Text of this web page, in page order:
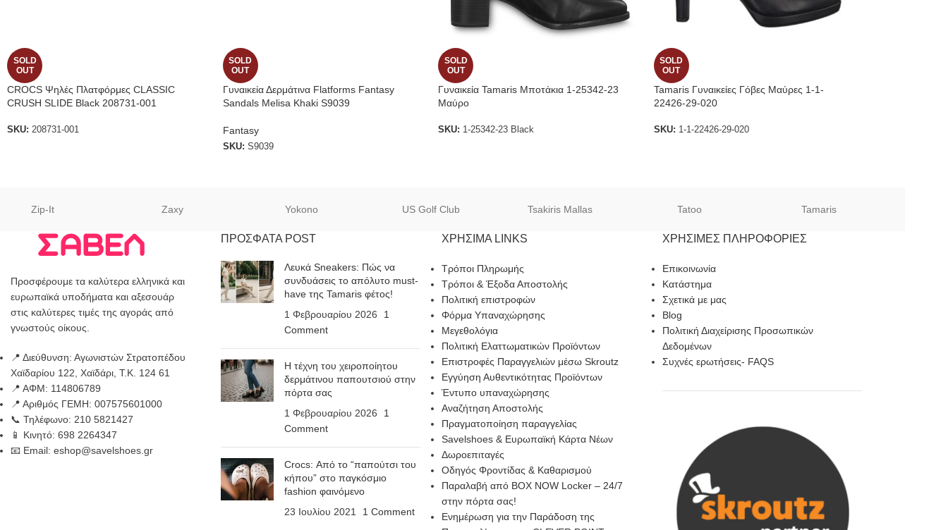
SOLD
OUT
CROCS Ψηλές Πλατφόρμες CLASSIC
CRUSH SLIDE Black 208731-001
SKU: 208731-001
SOLD
OUT
Γυναικεία Δερμάτινα Flatforms Fantasy
Sandals Melisa Khaki S9039
Fantasy
SKU: S9039
SOLD
OUT
Γυναικεία Tamaris Μποτάκια 1-25342-23
Μαύρο
SKU: 1-25342-23 Black
SOLD
OUT
Tamaris Γυναικείες Γόβες Μαύρες 1-1-
22426-29-020
SKU: 1-1-22426-29-020
Zip-It Zaxy Yokono US Golf Club Tsakiris Mallas Tatoo Tamaris
Προσφέρουμε τα καλύτερα ελληνικά και
ευρωπαϊκά υποδήματα και αξεσουάρ
στις καλύτερες τιμές της αγοράς από
γνωστούς οίκους.
📍 Διεύθυνση: Αγωνιστών Στρατοπέδου
Χαϊδαρίου 122, Χαϊδάρι, Τ.Κ. 124 61
📍 ΑΦΜ: 114806789
📍 Αριθμός ΓΕΜΗ: 007575601000
📞 Τηλέφωνο: 210 5821427
📱 Κινητό: 698 2264347
📧 Email: eshop@savelshoes.gr
ΠΡΟΣΦΑΤΑ POST
Λευκά Sneakers: Πώς να
συνδυάσεις το απόλυτο must-
have της Tamaris φέτος!
1 Φεβρουαρίου 2026
1
Comment
Η τέχνη του χειροποίητου
δερμάτινου παπουτσιού στην
πόρτα σας
1 Φεβρουαρίου 2026
1
Comment
Crocs: Από το “παπούτσι του
κήπου” στο παγκόσμιο
fashion φαινόμενο
23 Ιουλίου 2021
1 Comment
ΧΡΗΣΙΜΑ LINKS
Τρόποι Πληρωμής
Τρόποι & Έξοδα Αποστολής
Πολιτική επιστροφών
Φόρμα Υπαναχώρησης
Μεγεθολόγια
Πολιτική Ελαττωματικών Προϊόντων
Επιστροφές Παραγγελιών μέσω Skroutz
Εγγύηση Αυθεντικότητας Προϊόντων
Έντυπο υπαναχώρησης
Αναζήτηση Αποστολής
Πραγματοποίηση παραγγελίας
Savelshoes & Ευρωπαϊκή Κάρτα Νέων
Δωροεπιταγές
Οδηγός Φροντίδας & Καθαρισμού
Παραλαβή από BOX NOW Locker – 24/7
στην πόρτα σας!
Ενημέρωση για την Παράδοση της
ΧΡΉΣΙΜΕΣ ΠΛΗΡΟΦΟΡΊΕΣ
Επικοινωνία
Κατάστημα
Σχετικά με μας
Blog
Πολιτική Διαχείρισης Προσωπικών
Δεδομένων
Συχνές ερωτήσεις- FAQS